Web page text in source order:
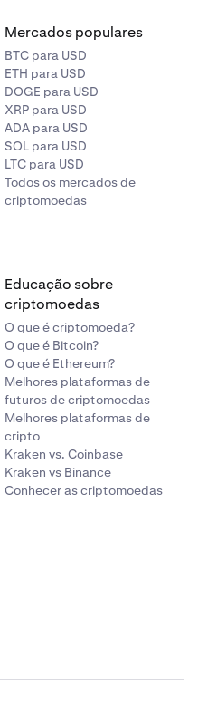
Mercados populares
BTC para USD
ETH para USD
DOGE para USD
XRP para USD
ADA para USD
SOL para USD
LTC para USD
Todos os mercados de
criptomoedas
Educação sobre
criptomoedas
O que é criptomoeda?
O que é Bitcoin?
O que é Ethereum?
Melhores plataformas de
futuros de criptomoedas
Melhores plataformas de
cripto
Kraken vs. Coinbase
Kraken vs Binance
Conhecer as criptomoedas